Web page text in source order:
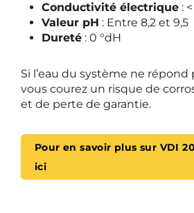
Conductivité électrique :
Valeur pH : Entre 8,2 et 9,5
Dureté : 0 °dH
Si l’eau du système ne répond
vous courez un risque de
et de perte de garantie.
Pour en savoir plus sur VDI
ici